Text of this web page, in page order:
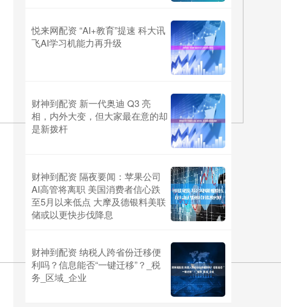
悦来网配资 “AI+教育”提速 科大讯
飞AI学习机能力再升级
财神到配资 新一代奥迪 Q3 亮
相，内外大变，但大家最在意的却
是新拨杆
财神到配资 隔夜要闻：苹果公司
AI高管将离职 美国消费者信心跌
至5月以来低点 大摩及德银料美联
储或以更快步伐降息
财神到配资 纳税人跨省份迁移便
利吗？信息能否“一键迁移”？_税
务_区域_企业